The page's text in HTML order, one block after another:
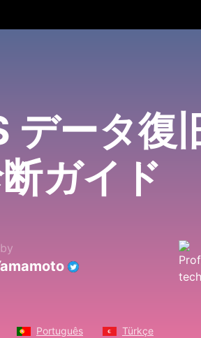
ータ復
ガイド
Português Türkçe